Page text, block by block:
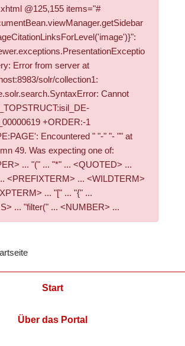
@125,155 items="#
Error from server at
solr/collection1:
Cannot
+ORDER:-1
Encountered " "-" "- "" at
49. Was expecting one of:
... "(" ... "*" ... <QUOTED> ...
<PREFIXTERM> ... <WILDTERM>
... "[" ... "{" ...
... "filter(" ... <NUMBER> ...
Start
Über das Portal